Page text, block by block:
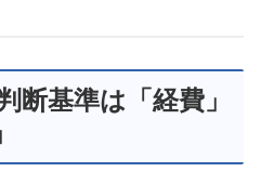
断基準は「経費」